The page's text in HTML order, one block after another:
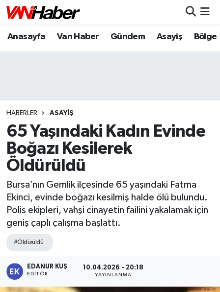
Anasayfa Van Haber Gündem Asayiş Bölge
HABERLER ASAYIŞ
65 Yaşındaki Kadın Evinde
Boğazı Kesilerek
Öldürüldü
Bursa’nın Gemlik ilçesinde 65 yaşındaki Fatma
Ekinci, evinde boğazı kesilmiş halde ölü bulundu.
Polis ekipleri, vahşi cinayetin failini yakalamak için
geniş çaplı çalışma başlattı.
#Öldürüldü
EDANUR KUŞ
EDITÖR
10.04.2026 - 20:18
YAYINLANMA
Nöbetçi Eczaneler
Puan Durumu ve Fikstür
Tüm Manşetler
Son Dakika Haberleri
Haber Arşivi